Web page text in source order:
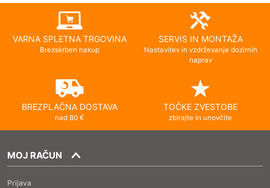
VARNA SPLETNA TRGOVINA
Brezskrben nakup
SERVIS IN MONTAŽA
Nastavitev in vzdrževanje dozirnih
naprav
BREZPLAČNA DOSTAVA
nad 80 €
TOČKE ZVESTOBE
zbirajte in unovčite
MOJ RAČUN
Prijava